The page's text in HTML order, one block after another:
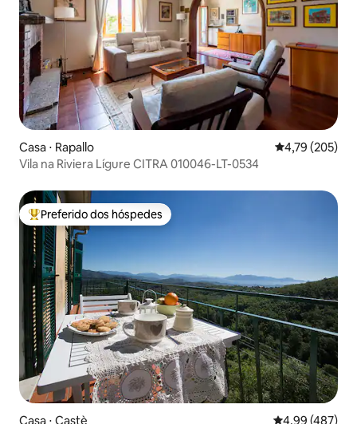
Casa ⋅ Rapallo 4,79 de uma
4,79 (205)
Vila na Riviera Lígure CITRA 010046-LT-0534
Entre os melhores preferidos dos hóspedes
Preferido dos hóspedes
Casa ⋅ Castè 4,99 de uma
4,99 (487)